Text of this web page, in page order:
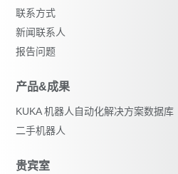
联系方式
新闻联系人
报告问题
产品&成果
KUKA 机器人自动化解决方案数据库
二手机器人
贵宾室